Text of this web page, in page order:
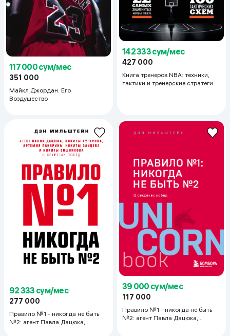
117 000 сум/мес
351 000
Майкл Джордан. Его
Воздушество
142 333 сум/мес
427 000
Книга тренеров NBA: техники,
тактики и тренерские стратегии
92 333 сум/мес
277 000
Правило №1 - никогда не быть
№2: агент Павла Дацюка,
39 000 сум/мес
117 000
Правило №1 - никогда не быть
№2: агент Павла Дацюка,